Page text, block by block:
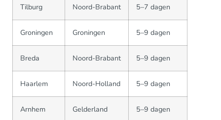
Tilburg Noord-Brabant 5–7 dagen
Groningen Groningen 5–9 dagen
Breda Noord-Brabant 5–9 dagen
Haarlem Noord-Holland 5–9 dagen
Arnhem Gelderland 5–9 dagen